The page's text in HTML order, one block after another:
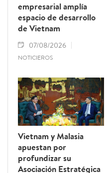
empresarial amplía
espacio de desarrollo
de Vietnam
07/08/2026
NOTICIEROS
Vietnam y Malasia
apuestan por
profundizar su
Asociación Estratégica